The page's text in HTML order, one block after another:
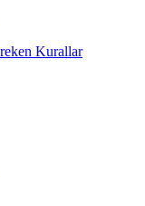
Kurallar